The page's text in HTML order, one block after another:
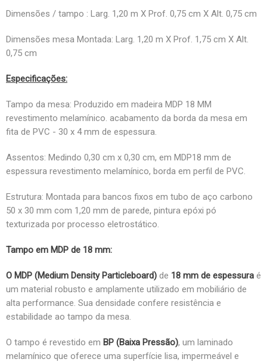
Dimensões / tampo : Larg. 1,20 m X Prof. 0,75 cm X Alt. 0,75 cm
Dimensões mesa Montada: Larg. 1,20 m X Prof. 1,75 cm X Alt.
0,75 cm
Especificações:
Tampo da mesa: Produzido em madeira MDP 18 MM
revestimento melamínico. acabamento da borda da mesa em
fita de PVC - 30 x 4 mm de espessura.
Assentos: Medindo 0,30 cm x 0,30 cm, em MDP18 mm de
espessura revestimento melamínico, borda em perfil de PVC.
Estrutura: Montada para bancos fixos em tubo de aço carbono
50 x 30 mm com 1,20 mm de parede, pintura epóxi pó
texturizada por processo eletrostático.
Tampo em MDP de 18 mm:
O MDP (Medium Density Particleboard) de 18 mm de espessura é
um material robusto e amplamente utilizado em mobiliário de
alta performance. Sua densidade confere resistência e
estabilidade ao tampo da mesa.
O tampo é revestido em BP (Baixa Pressão), um laminado
melamínico que oferece uma superfície lisa, impermeável e